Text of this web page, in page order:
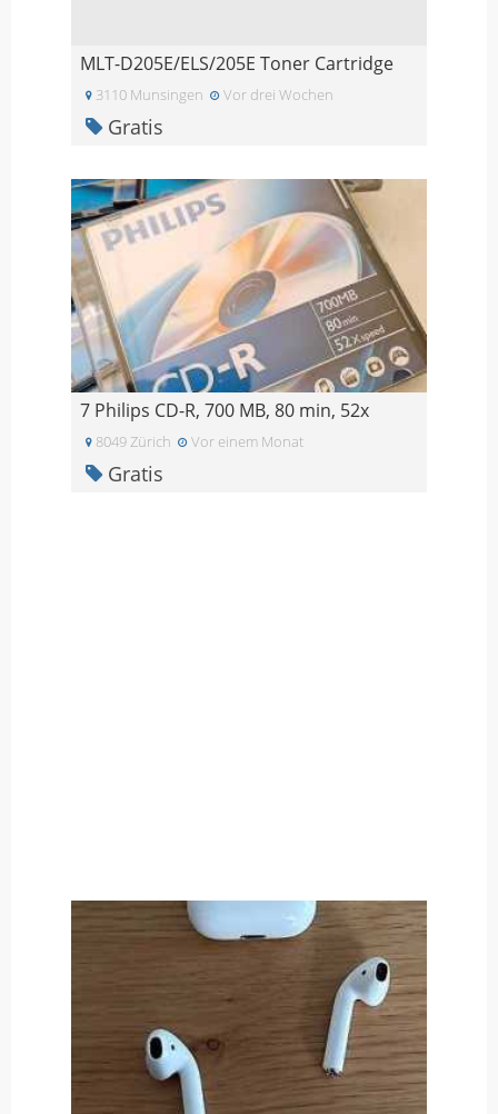
MLT-D205E/ELS/205E Toner Cartridge
3110 Munsingen Vor drei Wochen
Gratis
7 Philips CD-R, 700 MB, 80 min, 52x
8049 Zürich Vor einem Monat
Gratis